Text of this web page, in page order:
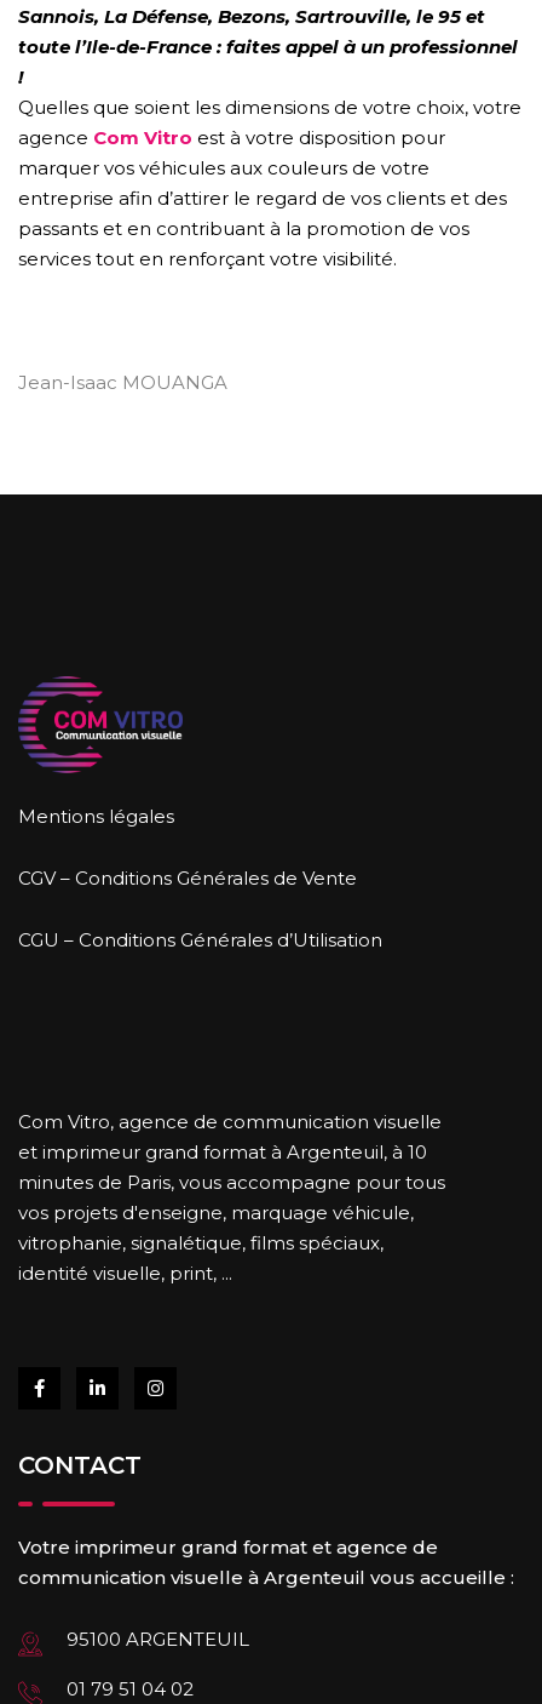
Sannois, La Défense, Bezons, Sartrouville, le 95 et
toute l’Ile-de-France : faites appel à un professionnel
!
Quelles que soient les dimensions de votre choix, votre
agence Com Vitro est à votre disposition pour
marquer vos véhicules aux couleurs de votre
entreprise afin d’attirer le regard de vos clients et des
passants et en contribuant à la promotion de vos
services tout en renforçant votre visibilité.
Jean-Isaac MOUANGA
Mentions légales
CGV – Conditions Générales de Vente
CGU – Conditions Générales d’Utilisation
Com Vitro, agence de communication visuelle
et imprimeur grand format à Argenteuil, à 10
minutes de Paris, vous accompagne pour tous
vos projets d'enseigne, marquage véhicule,
vitrophanie, signalétique, films spéciaux,
identité visuelle, print, ...
CONTACT
Votre imprimeur grand format et agence de
communication visuelle à Argenteuil vous accueille :
95100 ARGENTEUIL
01 79 51 04 02